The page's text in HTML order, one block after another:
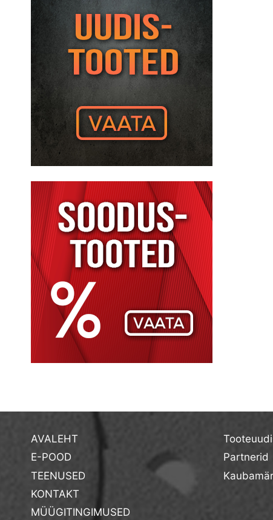
AVALEHT
E-POOD
TEENUSED
KONTAKT
MÜÜGITINGIMUSED
Partnerid